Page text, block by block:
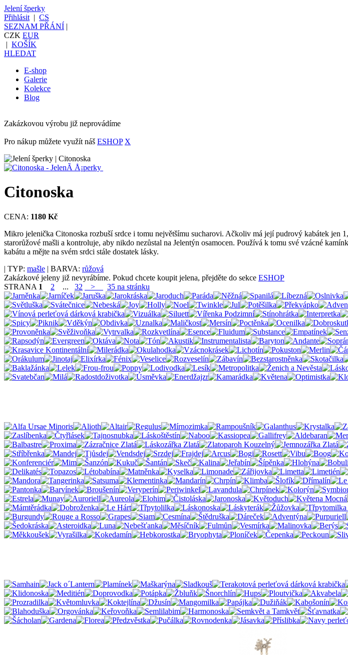
Jelení šperky
Přihlásit | CS
SEZNAM PŘÁNÍ |
CZK EUR
| KOŠÍK
HLEDAT
E-shop
Galerie
Kolekce
Blog
Zakázkovou výrobu již neprovádíme
Pro nákup můžete využít náš ESHOP X
Citonoska
CENA: 1180 Kč
Mikro jelenička Citonoska rozbuší srdce i tomu největšímu sucharovi. Ačkoliv má její pudrový kabátek jen
starorůžové mašli a kontroluje, aby nikdo nezůstal na Jelentýn osamocen. Používá k tomu své vzácné
kabátu a mějte na svém srdci stále dostatek lásky.
| TYP: mašle | BARVA: růžová
Zakázkové jeleny již nevyrábíme. Pokud chcete koupit jelena, přejděte do sekce ESHOP
STRANA 1 2 ... 32 > 35 na stránku